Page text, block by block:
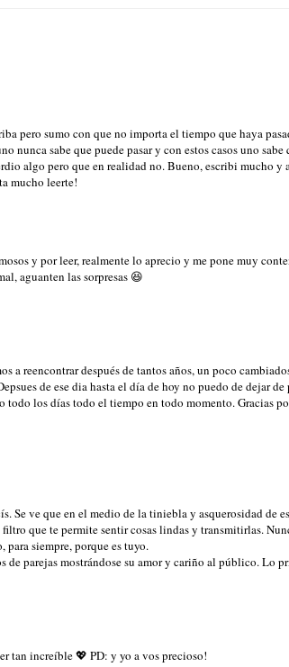
pero sumo con que no importa el tiempo que haya
nunca sabe que puede pasar y con estos casos uno
algo pero que en realidad no. Bueno, escribi mucho y
mucho leerte!
y por leer, realmente lo aprecio y me pone muy
aguanten las sorpresas 😆
a reencontrar después de tantos años, un poco
de ese dia hasta el día de hoy no puedo de dejar de
todo los días todo el tiempo en todo momento. Gracias
Se ve que en el medio de la tiniebla y asquerosidad de
filtro que te permite sentir cosas lindas y transmitirlas.
para siempre, porque es tuyo.
de parejas mostrándose su amor y cariño al público. Lo
tan increíble 💖 PD: y yo a vos precioso!